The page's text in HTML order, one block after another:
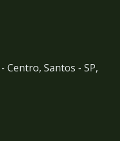
Centro, Santos - SP,